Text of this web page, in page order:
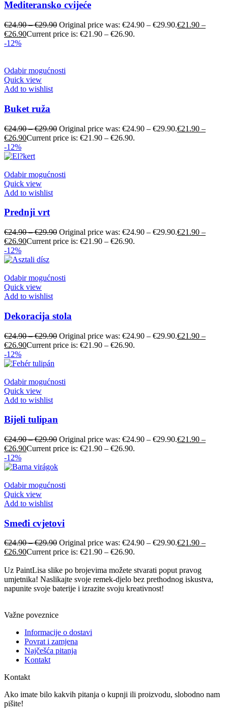
Mediteransko cvijeće
€24.90–€29.90 Original price was: €24.90 – €29.90.€21.90 –
€26.90Current price is: €21.90 – €26.90.
-12%
Odabir mogućnosti
Quick view
Add to wishlist
Buket ruža
€24.90–€29.90 Original price was: €24.90 – €29.90.€21.90 –
€26.90Current price is: €21.90 – €26.90.
-12%
Odabir mogućnosti
Quick view
Add to wishlist
Prednji vrt
€24.90–€29.90 Original price was: €24.90 – €29.90.€21.90 –
€26.90Current price is: €21.90 – €26.90.
-12%
Odabir mogućnosti
Quick view
Add to wishlist
Dekoracija stola
€24.90–€29.90 Original price was: €24.90 – €29.90.€21.90 –
€26.90Current price is: €21.90 – €26.90.
-12%
Odabir mogućnosti
Quick view
Add to wishlist
Bijeli tulipan
€24.90–€29.90 Original price was: €24.90 – €29.90.€21.90 –
€26.90Current price is: €21.90 – €26.90.
-12%
Odabir mogućnosti
Quick view
Add to wishlist
Smeđi cvjetovi
€24.90–€29.90 Original price was: €24.90 – €29.90.€21.90 –
€26.90Current price is: €21.90 – €26.90.
Uz PaintLisa slike po brojevima možete stvarati poput pravog
umjetnika! Naslikajte svoje remek-djelo bez prethodnog iskustva,
napunite svoje baterije i izrazite svoju kreativnost!
Važne poveznice
Informacije o dostavi
Povrat i zamjena
Najčešća pitanja
Kontakt
Kontakt
Ako imate bilo kakvih pitanja o kupnji ili proizvodu, slobodno nam
pišite!